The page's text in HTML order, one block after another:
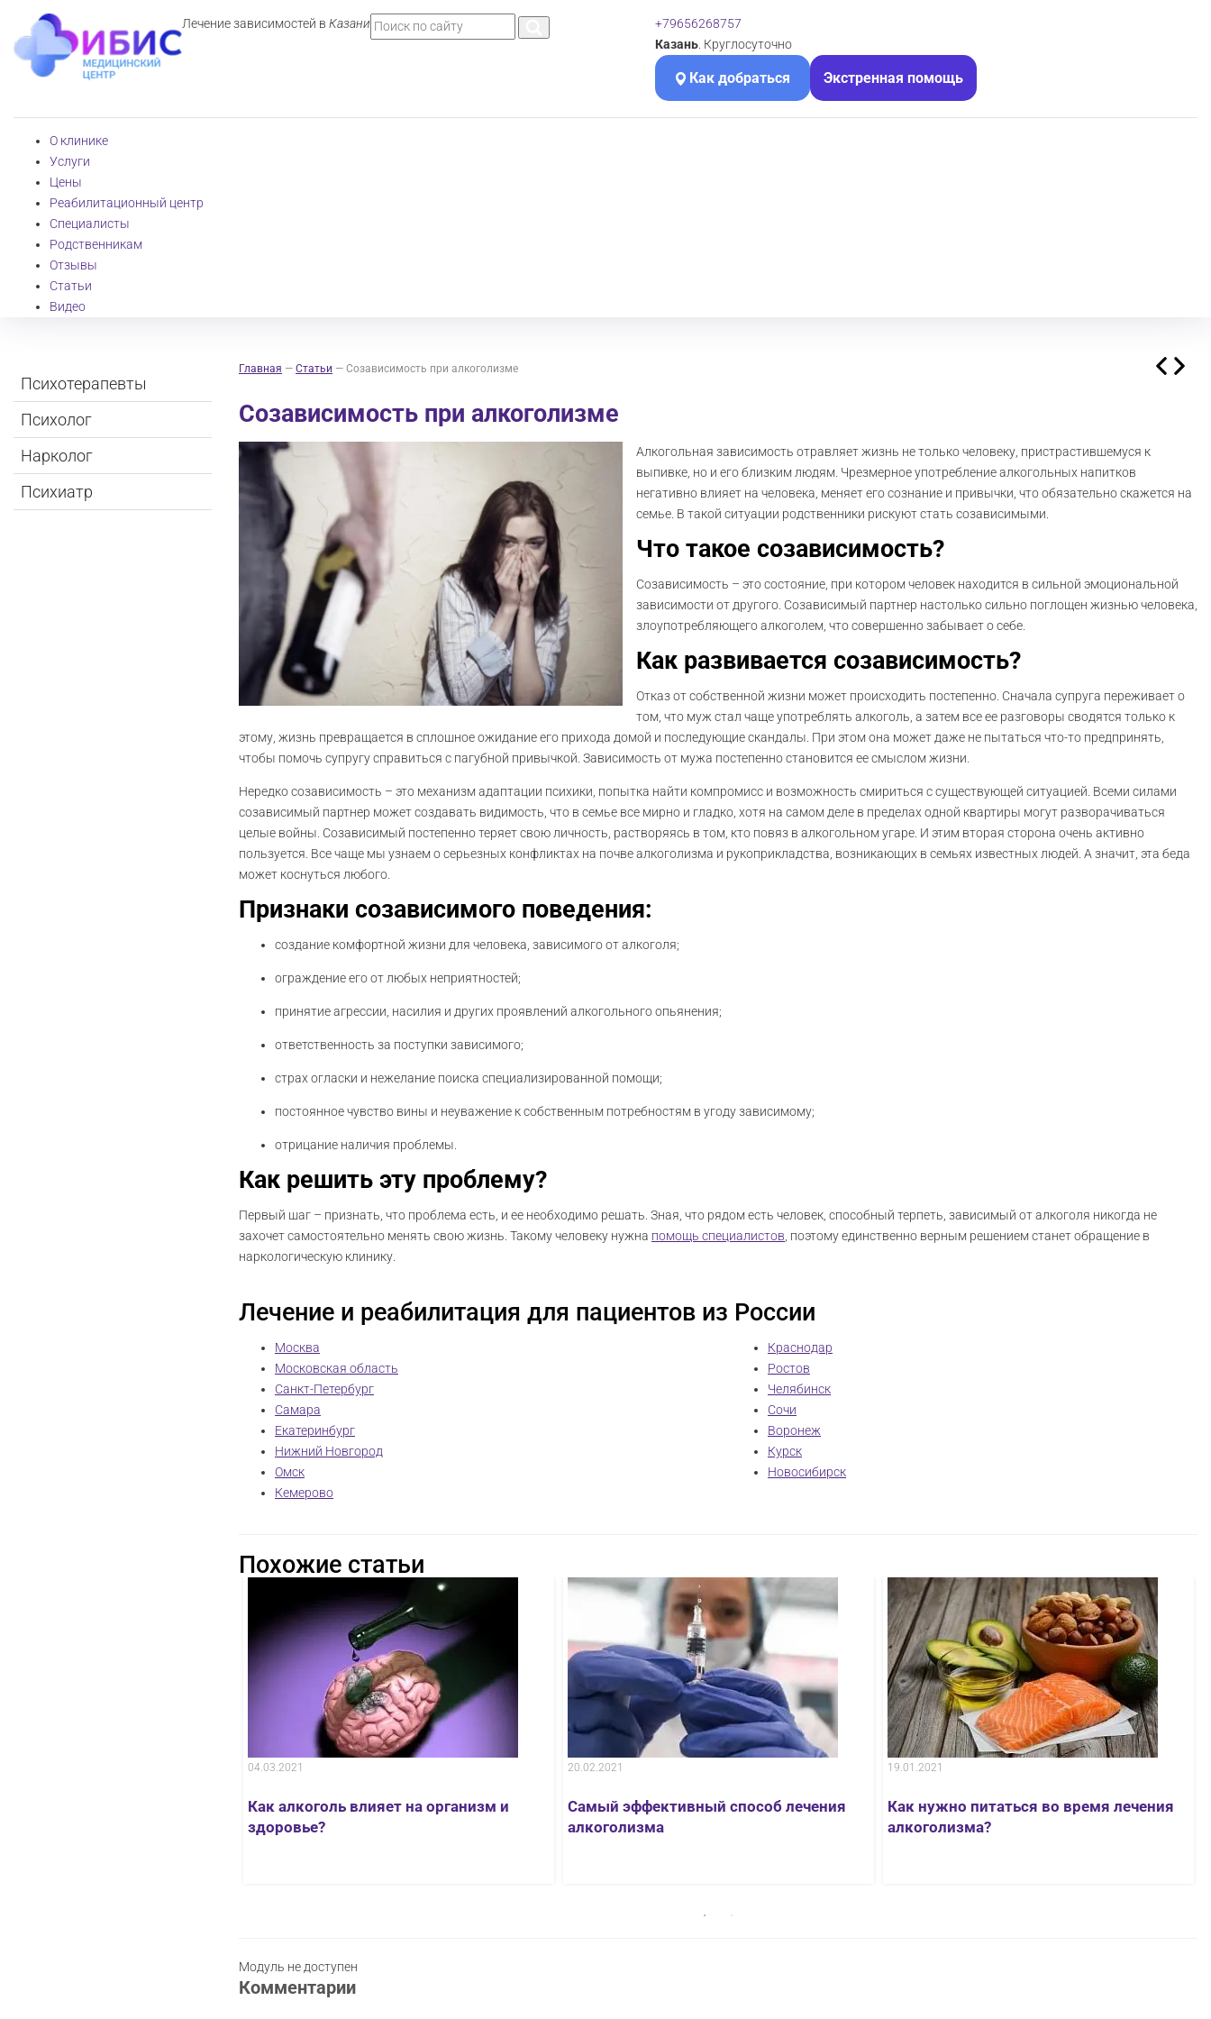
Лечение зависимостей в Казани
+79656268757
Казань . Круглосуточно
Как добраться Экстренная помощь
О клинике
Услуги
Цены
Реабилитационный центр
Специалисты
Родственникам
Отзывы
Статьи
Видео
Главная — Статьи — Созависимость при алкоголизме
Созависимость при алкоголизме
Алкогольная зависимость отравляет жизнь не только человеку, пристрастившемуся к
выпивке, но и его близким людям. Чрезмерное употребление алкогольных напитков
негативно влияет на человека, меняет его сознание и привычки, что обязательно скажется на
семье. В такой ситуации родственники рискуют стать созависимыми.
Что такое созависимость?
Созависимость – это состояние, при котором человек находится в сильной эмоциональной
зависимости от другого. Созависимый партнер настолько сильно поглощен жизнью человека,
злоупотребляющего алкоголем, что совершенно забывает о себе.
Как развивается созависимость?
Отказ от собственной жизни может происходить постепенно. Сначала супруга переживает о
том, что муж стал чаще употреблять алкоголь, а затем все ее разговоры сводятся только к
этому, жизнь превращается в сплошное ожидание его прихода домой и последующие скандалы. При этом она может даже не пытаться что-то предпринять,
чтобы помочь супругу справиться с пагубной привычкой. Зависимость от мужа постепенно становится ее смыслом жизни.
Нередко созависимость – это механизм адаптации психики, попытка найти компромисс и возможность смириться с существующей ситуацией. Всеми силами
созависимый партнер может создавать видимость, что в семье все мирно и гладко, хотя на самом деле в пределах одной квартиры могут разворачиваться
целые войны. Созависимый постепенно теряет свою личность, растворяясь в том, кто повяз в алкогольном угаре. И этим вторая сторона очень активно
пользуется. Все чаще мы узнаем о серьезных конфликтах на почве алкоголизма и рукоприкладства, возникающих в семьях известных людей. А значит, эта беда
может коснуться любого.
Признаки созависимого поведения:
создание комфортной жизни для человека, зависимого от алкоголя;
ограждение его от любых неприятностей;
принятие агрессии, насилия и других проявлений алкогольного опьянения;
ответственность за поступки зависимого;
страх огласки и нежелание поиска специализированной помощи;
постоянное чувство вины и неуважение к собственным потребностям в угоду зависимому;
отрицание наличия проблемы.
Как решить эту проблему?
Первый шаг – признать, что проблема есть, и ее необходимо решать. Зная, что рядом есть человек, способный терпеть, зависимый от алкоголя никогда не
захочет самостоятельно менять свою жизнь. Такому человеку нужна помощь специалистов , поэтому единственно верным решением станет обращение в
наркологическую клинику.
Лечение и реабилитация для пациентов из России
Москва
Московская область
Санкт-Петербург
Самара
Екатеринбург
Нижний Новгород
Омск
Кемерово
Краснодар
Ростов
Челябинск
Сочи
Воронеж
Курск
Новосибирск
Похожие статьи
04.03.2021
Как алкоголь влияет на организм и
здоровье?
20.02.2021
Самый эффективный способ лечения
алкоголизма
19.01.2021
Как нужно питаться во время лечения
алкоголизма?
Модуль не доступен
Комментарии
Психотерапевты
Психолог
Нарколог
Психиатр